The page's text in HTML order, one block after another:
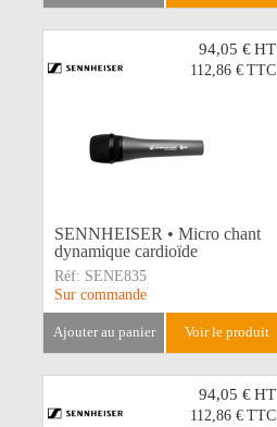
94,05 €HT
112,86 € TTC
SENNHEISER • Micro chant
dynamique cardioïde
Réf: SENE835
Sur commande
ajouter au panier voir le produit
94,05 €HT
112,86 € TTC